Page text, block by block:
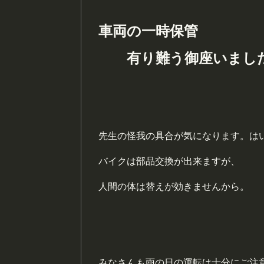
車両の一時保管
有り難う御座いまし
先生の怪我の具合が気になります。は
バイクは部品交換が出来ますが、
人間の体は替えが効きませんから。